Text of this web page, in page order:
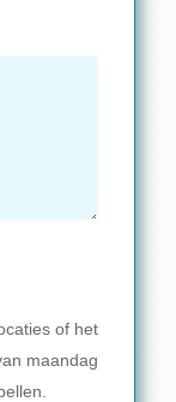
of het
maandag